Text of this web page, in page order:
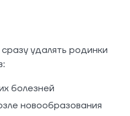
удалять родинки
болезней
новообразования